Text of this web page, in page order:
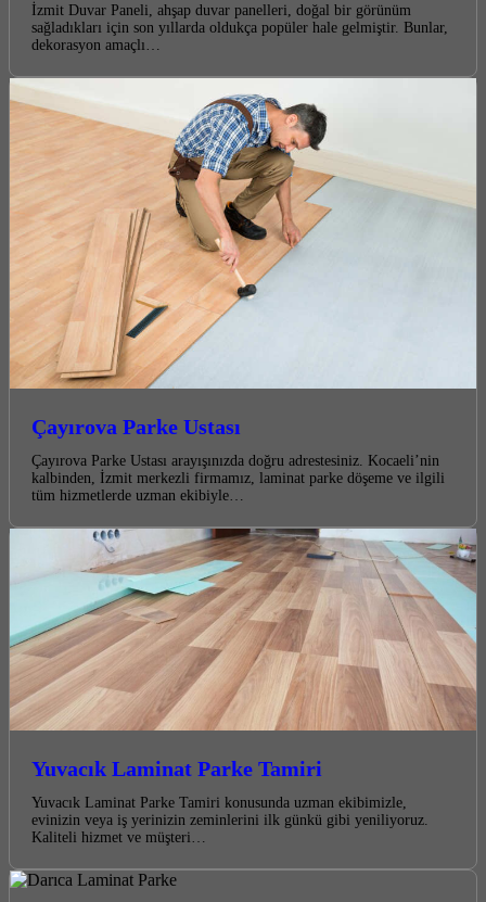
İzmit Duvar Paneli, ahşap duvar panelleri, doğal bir görünüm
sağladıkları için son yıllarda oldukça popüler hale gelmiştir. Bunlar,
dekorasyon amaçlı…
Çayırova Parke Ustası
Çayırova Parke Ustası arayışınızda doğru adrestesiniz. Kocaeli’nin
kalbinden, İzmit merkezli firmamız, laminat parke döşeme ve ilgili
tüm hizmetlerde uzman ekibiyle…
Yuvacık Laminat Parke Tamiri
Yuvacık Laminat Parke Tamiri konusunda uzman ekibimizle,
evinizin veya iş yerinizin zeminlerini ilk günkü gibi yeniliyoruz.
Kaliteli hizmet ve müşteri…